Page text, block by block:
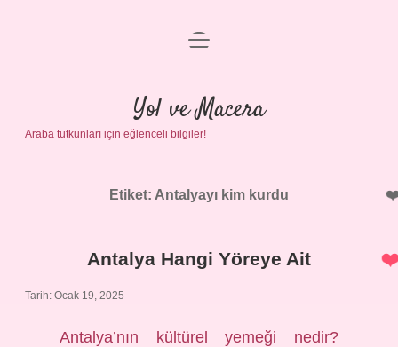
Anasayfa
Gizlilik Politikası
Yasal Uyarı
menüyü
Yol ve Macera
Araba tutkunları için eğlenceli bilgiler!
Etiket: Antalyayı kim kurdu
Antalya Hangi Yöreye Ait
Tarih: Ocak 19, 2025
Antalya’nın kültürel yemeği nedir?